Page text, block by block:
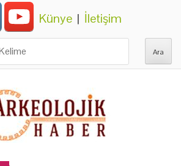
Künye | İletişim